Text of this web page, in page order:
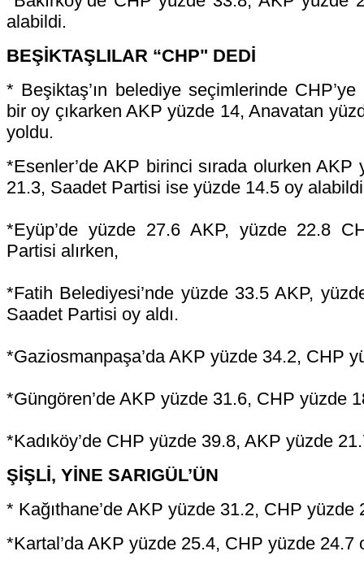
alabildi.
BEŞİKTAŞLILAR “CHP" DEDİ
* Beşiktaş’ın belediye seçimlerinde
bir oy çıkarken AKP yüzde 14, Anavatan
yoldu.
*Esenler’de AKP birinci sırada olurken AKP
21.3, Saadet Partisi ise yüzde 14.5 oy
*Eyüp’de yüzde 27.6 AKP, yüzde 22.8
Partisi alırken,
*Fatih Belediyesi’nde yüzde 33.5 AKP,
Saadet Partisi oy aldı.
*Gaziosmanpaşa’da AKP yüzde 34.2, CHP
*Güngören’de AKP yüzde 31.6, CHP yüzde
*Kadıköy’de CHP yüzde 39.8, AKP yüzde
ŞİŞLİ, YİNE SARIGÜL’ÜN
* Kağıthane’de AKP yüzde 31.2, CHP yüzde
*Kartal’da AKP yüzde 25.4, CHP yüzde 24.7